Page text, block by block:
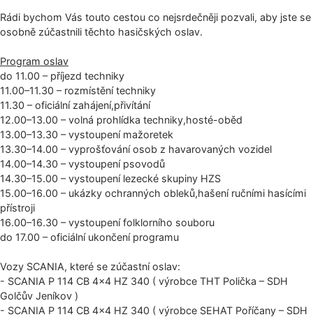
Rádi bychom Vás touto cestou co nejsrdečněji pozvali, aby jste se
osobně zúčastnili těchto hasičských oslav.
Program oslav
do 11.00 – příjezd techniky
11.00–11.30 – rozmístění techniky
11.30 – oficiální zahájení,přivítání
12.00–13.00 – volná prohlídka techniky,hosté-oběd
13.00–13.30 – vystoupení mažoretek
13.30–14.00 – vyprošťování osob z havarovaných vozidel
14.00–14.30 – vystoupení psovodů
14.30–15.00 – vystoupení lezecké skupiny HZS
15.00–16.00 – ukázky ochranných obleků,hašení ručními hasícími
přístroji
16.00–16.30 – vystoupení folklorního souboru
do 17.00 – oficiální ukončení programu
Vozy SCANIA, které se zúčastní oslav:
- SCANIA P 114 CB 4×4 HZ 340 ( výrobce THT Polička – SDH
Golčův Jeníkov )
- SCANIA P 114 CB 4×4 HZ 340 ( výrobce SEHAT Poříčany – SDH